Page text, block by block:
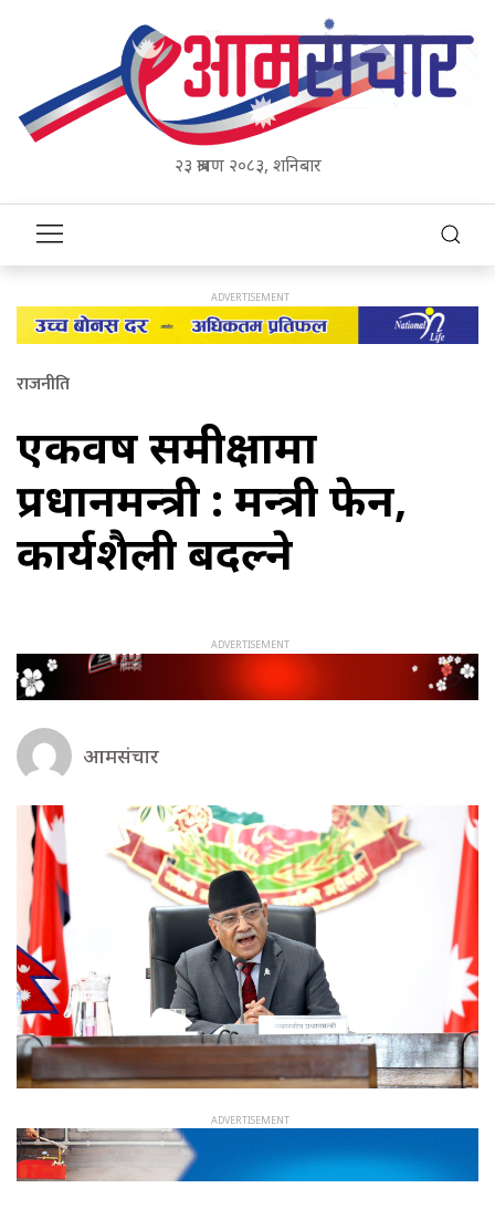
२३ श्रावण २०८३, शनिबार
राजनीति
एकवर्षे समीक्षामा
प्रधानमन्त्री : मन्त्री फेर्ने,
कार्यशैली बदल्ने
आमसंचार